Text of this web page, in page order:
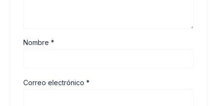
Nombre*
Correo electrónico*